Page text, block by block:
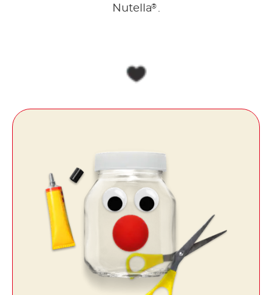
Nutella® .